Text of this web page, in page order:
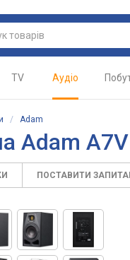
TV Аудіо
/ Adam
Adam A7V
ПОСТАВИТИ